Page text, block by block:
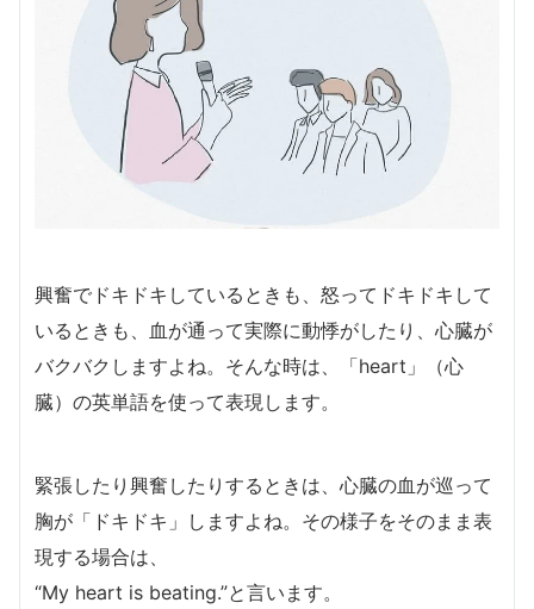
興奮でドキドキしているときも、怒ってドキドキして
いるときも、血が通って実際に動悸がしたり、心臓が
バクバクしますよね。そんな時は、「heart」（心
臓）の英単語を使って表現します。
緊張したり興奮したりするときは、心臓の血が巡って
胸が「ドキドキ」しますよね。その様子をそのまま表
現する場合は、
“My heart is beating.”と言います。